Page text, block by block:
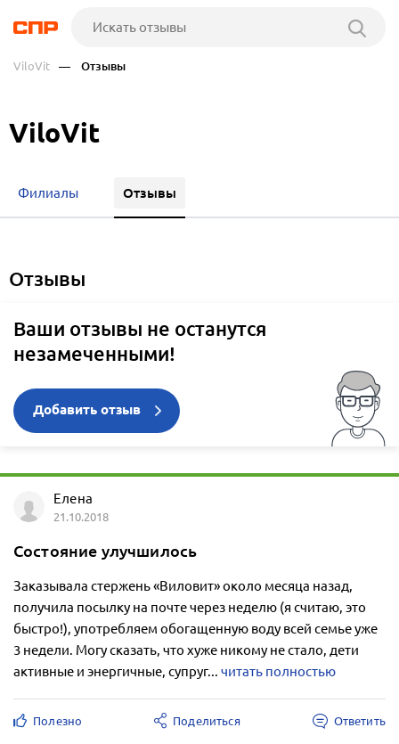
ViloVit — Отзывы
ViloVit
отзывы
Филиалы Отзывы
Ваши отзывы не останутся
незамеченными!
Добавить отзыв
Елена
21.10.2018
Состояние улучшилось
Заказывала стержень «Виловит» около месяца назад,
получила посылку на почте через неделю (я считаю, это
быстро!), употребляем обогащенную воду всей семье уже
3 недели. Могу сказать, что хуже никому не стало, дети
активные и энергичные, супруг... читать полностью
Полезно Поделиться Ответить